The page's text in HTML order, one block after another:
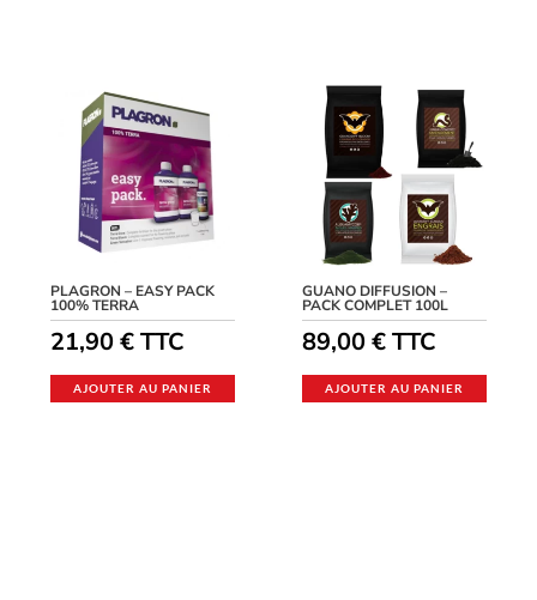
PLAGRON – EASY PACK
100% TERRA
21,90€ TTC
AJOUTER AU PANIER
GUANO DIFFUSION –
PACK COMPLET 100L
89,00€TTC
AJOUTER AU PANIER